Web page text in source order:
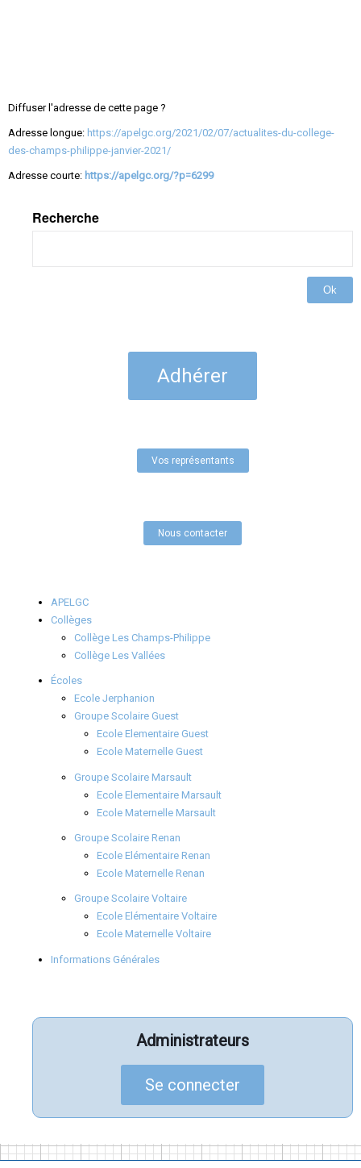
Diffuser l'adresse de cette page ?
Adresse longue: https://apelgc.org/2021/02/07/actualites-du-college-
des-champs-philippe-janvier-2021/
Adresse courte: https://apelgc.org/?p=6299
Recherche
Ok
Adhérer
Vos représentants
Nous contacter
APELGC
Collèges
Collège Les Champs-Philippe
Collège Les Vallées
Écoles
Ecole Jerphanion
Groupe Scolaire Guest
Ecole Elementaire Guest
Ecole Maternelle Guest
Groupe Scolaire Marsault
Ecole Elementaire Marsault
Ecole Maternelle Marsault
Groupe Scolaire Renan
Ecole Elémentaire Renan
Ecole Maternelle Renan
Groupe Scolaire Voltaire
Ecole Elémentaire Voltaire
Ecole Maternelle Voltaire
Informations Générales
Administrateurs
Se connecter